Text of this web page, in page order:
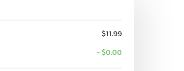
$11.99
- $0.00